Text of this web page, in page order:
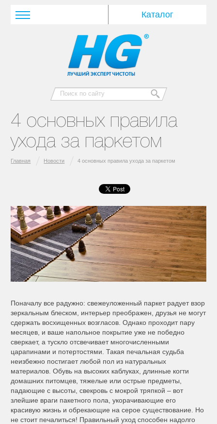
4 основных правила
ухода за паркетом
Главная Новости 4 основных правила ухода за паркетом
Поначалу все радужно: свежеуложенный паркет радует взор
зеркальным блеском, интерьер преображен, друзья не могут
сдержать восхищенных возгласов. Однако проходит пару
месяцев, и ваше напольное покрытие уже не победно
сверкает, а тускло отсвечивает многочисленными
царапинами и потертостями. Такая печальная судьба
неизбежно постигает любой пол из натуральных
материалов. Обувь на высоких каблуках, длинные когти
домашних питомцев, тяжелые или острые предметы,
падающие с высоты, свекровь с мокрой тряпкой – вот
злейшие враги пакетного пола, укорачивающие его
красивую жизнь и обрекающие на серое существование. Но
не стоит печалиться! Правильный уход способен надолго